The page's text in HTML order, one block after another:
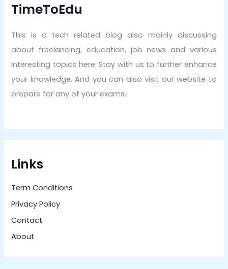
TimeToEdu
This is a tech related blog also mainly discussing
about freelancing, education, job news and various
interesting topics here. Stay with us to further enhance
your knowledge. And you can also visit our website to
prepare for any of your exams.
Links
Term Conditions
Privacy Policy
Contact
About